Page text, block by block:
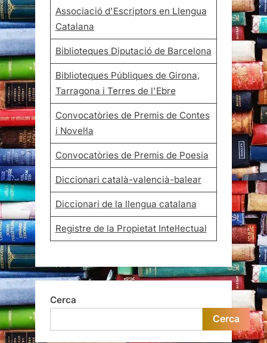
Associació d'Escriptors en Llengua
Catalana
Biblioteques Diputació de Barcelona
Biblioteques Públiques de Girona,
Tarragona i Terres de l'Ebre
Convocatòries de Premis de Contes
i Novel·la
Convocatòries de Premis de Poesia
Diccionari català-valencià-balear
Diccionari de la llengua catalana
Registre de la Propietat Intel·lectual
Cerca
Cerca